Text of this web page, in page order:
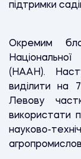
підтримки
Окремим
(НААН).
виділити на
Левову
використати
науково-